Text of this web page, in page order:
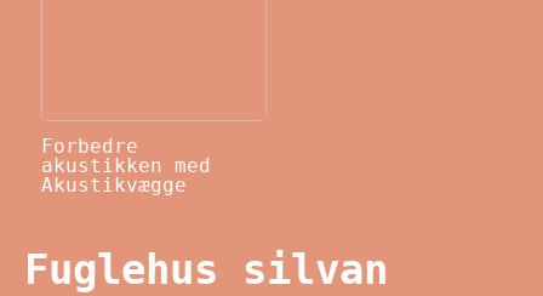
Forbedre
akustikken med
Akustikvægge
Fuglehus silvan